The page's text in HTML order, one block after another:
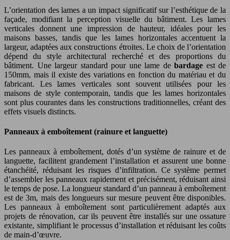
L’orientation des lames a un impact significatif sur l’esthétique de la
façade, modifiant la perception visuelle du bâtiment. Les lames
verticales donnent une impression de hauteur, idéales pour les
maisons basses, tandis que les lames horizontales accentuent la
largeur, adaptées aux constructions étroites. Le choix de l’orientation
dépend du style architectural recherché et des proportions du
bâtiment. Une largeur standard pour une lame de bardage est de
150mm, mais il existe des variations en fonction du matériau et du
fabricant. Les lames verticales sont souvent utilisées pour les
maisons de style contemporain, tandis que les lames horizontales
sont plus courantes dans les constructions traditionnelles, créant des
effets visuels distincts.
Panneaux à emboîtement (rainure et languette)
Les panneaux à emboîtement, dotés d’un système de rainure et de
languette, facilitent grandement l’installation et assurent une bonne
étanchéité, réduisant les risques d’infiltration. Ce système permet
d’assembler les panneaux rapidement et précisément, réduisant ainsi
le temps de pose. La longueur standard d’un panneau à emboîtement
est de 3m, mais des longueurs sur mesure peuvent être disponibles.
Les panneaux à emboîtement sont particulièrement adaptés aux
projets de rénovation, car ils peuvent être installés sur une ossature
existante, simplifiant le processus d’installation et réduisant les coûts
de main-d’œuvre.